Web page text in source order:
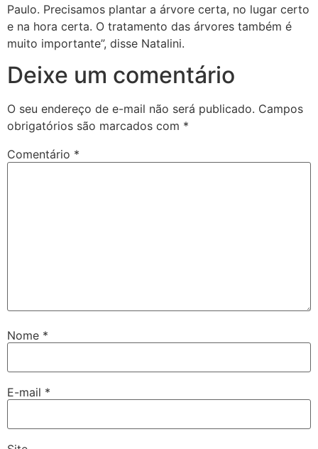
Paulo. Precisamos plantar a árvore certa, no lugar certo
e na hora certa. O tratamento das árvores também é
muito importante”, disse Natalini.
Deixe um comentário
O seu endereço de e-mail não será publicado. Campos
obrigatórios são marcados com *
Comentário *
Nome *
E-mail *